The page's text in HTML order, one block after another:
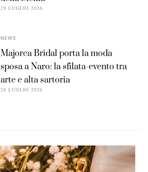
29 LUGLIO 2026
NEWS
Majorca Bridal porta la moda
sposa a Naro: la sfilata-evento tra
arte e alta sartoria
28 LUGLIO 2026